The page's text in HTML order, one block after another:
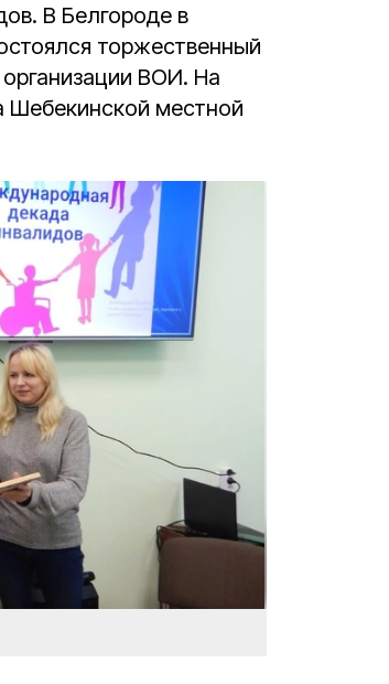
В Белгороде в
торжественный
ВОИ. На
Шебекинской местной